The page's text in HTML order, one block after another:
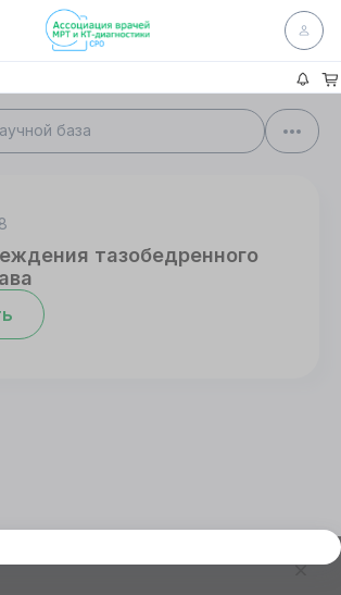
тазобедренного
использует cookie